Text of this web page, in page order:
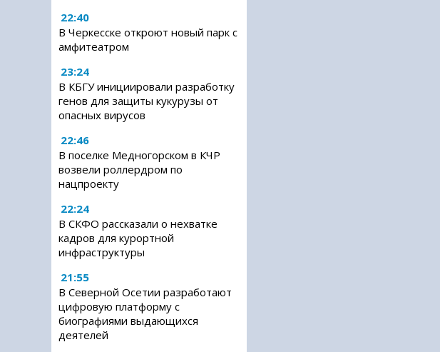
22:40
В Черкесске откроют новый парк с
амфитеатром
23:24
В КБГУ инициировали разработку
генов для защиты кукурузы от
опасных вирусов
22:46
В поселке Медногорском в КЧР
возвели роллердром по
нацпроекту
22:24
В СКФО рассказали о нехватке
кадров для курортной
инфраструктуры
21:55
В Северной Осетии разработают
цифровую платформу с
биографиями выдающихся
деятелей